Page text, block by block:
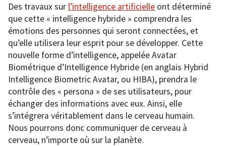
Des travaux sur l’intelligence artificielle ont déterminé
que cette « intelligence hybride » comprendra les
émotions des personnes qui seront connectées, et
qu’elle utilisera leur esprit pour se développer. Cette
nouvelle forme d’intelligence, appelée Avatar
Biométrique d’Intelligence Hybride (en anglais Hybrid
Intelligence Biometric Avatar, ou HIBA), prendra le
contrôle des « persona » de ses utilisateurs, pour
échanger des informations avec eux. Ainsi, elle
s’intégrera véritablement dans le cerveau humain.
Nous pourrons donc communiquer de cerveau à
cerveau, n’importe où sur la planète.